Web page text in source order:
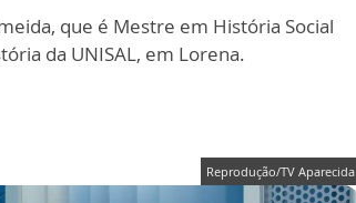
que é Mestre em História Social
da UNISAL, em Lorena.
Reprodução/TV Aparecida